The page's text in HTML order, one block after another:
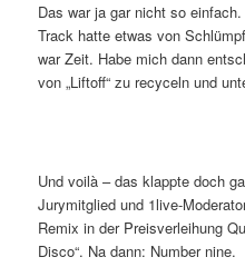
Das war ja gar nicht so
Track hatte etwas von
war Zeit. Habe mich dann
von „Liftoff“ zu recyceln und
Und voilà – das klappte doch
Jurymitglied und 1live-
Remix in der Preisverleihung
Disco“. Na dann: Number nine.